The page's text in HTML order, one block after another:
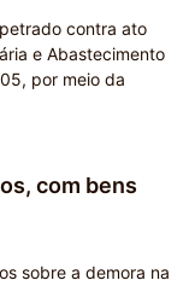
contra ato
e Abastecimento
por meio da
com bens
sobre a demora na